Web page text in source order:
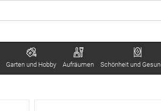
Garten und Hobby Aufräumen Schönheit und